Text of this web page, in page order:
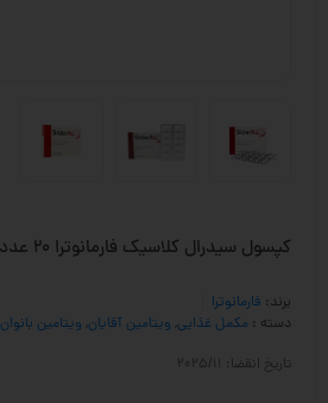
کپسول سیدرال کلاسیک فارمانوترا 20 عدد
برند: فارمانوترا
دسته : مکمل غذایی ویتامین آقایان ویتامین بانوان
تاریخ انقضا: 2025/11